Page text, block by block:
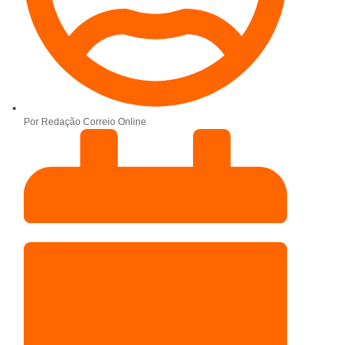
Por Redação Correio Online